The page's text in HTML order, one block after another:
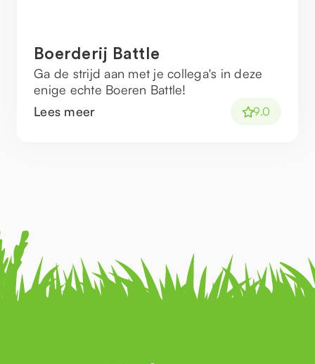
Boerderij Battle
Ga de strijd aan met je collega's in deze
enige echte Boeren Battle!
Lees meer
9.0